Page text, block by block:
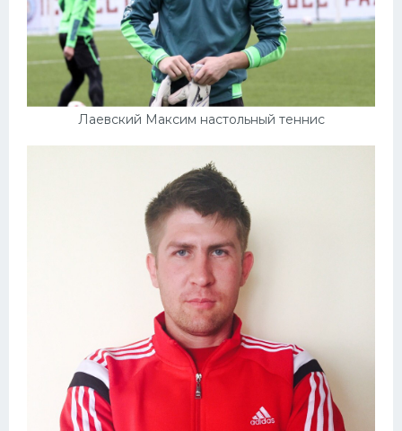
Лаевский Максим настольный теннис